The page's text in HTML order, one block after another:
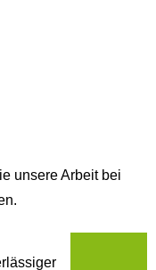
unsere Arbeit bei